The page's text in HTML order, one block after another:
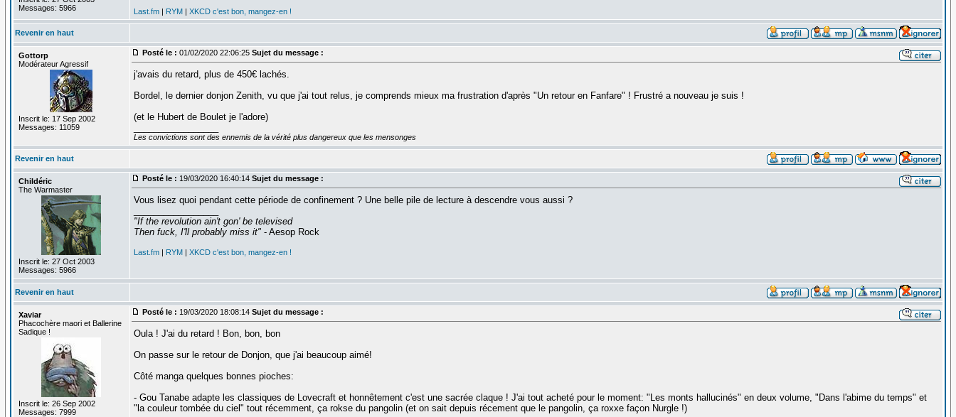
Messages: 5966
Last.fm| RYM| XKCD c'est bon, mangez-en !
Revenir en haut
Gottorp
Modérateur Agressif
Inscrit le: 17 Sep 2002
Messages: 11059
Posté le : 01/02/2020 22:06:25 Sujet du message :
j'avais du retard, plus de 450€ lachés.
Bordel, le dernier donjon Zenith, vu que j'ai tout relus, je comprends mieux ma frustration d'après "Un retour en Fanfare" ! Frustré a nouveau je suis !
(et le Hubert de Boulet je l'adore)
Les convictions sont des ennemis de la vérité plus dangereux que les mensonges
Revenir en haut
Childéric
The Warmaster
Inscrit le: 27 Oct 2003
Messages: 5966
Posté le : 19/03/2020 16:40:14 Sujet du message :
Vous lisez quoi pendant cette période de confinement ? Une belle pile de lecture à descendre vous aussi ?
"If the revolution ain't gon' be televised
Then fuck, I'll probably miss it"- Aesop Rock
Last.fm| RYM| XKCD c'est bon, mangez-en !
Revenir en haut
Xaviar
Phacochère maori et Ballerine
Sadique !
Inscrit le: 26 Sep 2002
Messages: 7999
Posté le : 19/03/2020 18:08:14 Sujet du message :
Oula ! J'ai du retard ! Bon, bon, bon
On passe sur le retour de Donjon, que j'ai beaucoup aimé!
Côté manga quelques bonnes pioches:
- Gou Tanabe adapte les classiques de Lovecraft et honnêtement c'est une sacrée claque ! J'ai tout acheté pour le moment: "Les monts hallucinés" en deux volume, "Dans l'abime du temps" et
"la couleur tombée du ciel" tout récemment, ça rokse du pangolin (et on sait depuis récement que le pangolin, ça roxxe façon Nurgle !)